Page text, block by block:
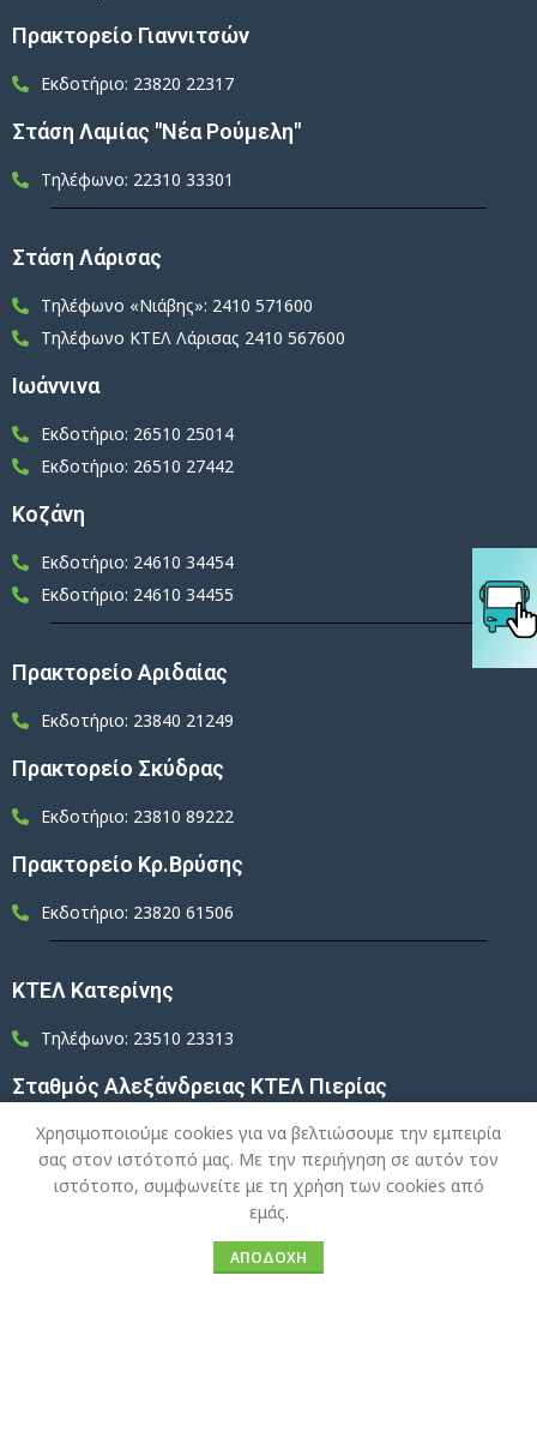
Πρακτορείο Γιαννιτσών
Εκδοτήριο: 23820 22317
Στάση Λαμίας "Νέα Ρούμελη"
Τηλέφωνο: 22310 33301
Στάση Λάρισας
Τηλέφωνο «Νιάβης»: 2410 571600
Τηλέφωνο ΚΤΕΛ Λάρισας 2410 567600
Ιωάννινα
Εκδοτήριο: 26510 25014
Εκδοτήριο: 26510 27442
Κοζάνη
Εκδοτήριο: 24610 34454
Εκδοτήριο: 24610 34455
Πρακτορείο Αριδαίας
Εκδοτήριο: 23840 21249
Πρακτορείο Σκύδρας
Εκδοτήριο: 23810 89222
Πρακτορείο Κρ.Βρύσης
Εκδοτήριο: 23820 61506
ΚΤΕΛ Κατερίνης
Τηλέφωνο: 23510 23313
Σταθμός Αλεξάνδρειας ΚΤΕΛ Πιερίας
Τηλέφωνο: 2333 023312
ΚΤΕΛ Βόλου
Τηλέφωνο: 24210 25527
Χρησιμοποιούμε cookies για να βελτιώσουμε την εμπειρία
σας στον ιστότοπό μας. Με την περιήγηση σε αυτόν τον
ιστότοπο, συμφωνείτε με τη χρήση των cookies από
εμάς.
ΑΠΟΔΟΧΉ